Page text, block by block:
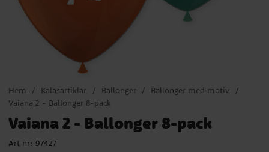
Hem Kalasartiklar Ballonger
Ballonger med motiv
Vaiana 2 - Ballonger 8-pack
Vaiana 2 - Ballonger 8-pack
Art nr: 97427